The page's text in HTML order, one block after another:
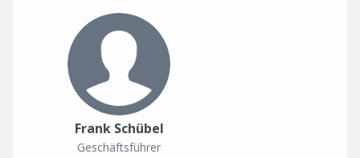
Frank Schübel
Geschäftsführer